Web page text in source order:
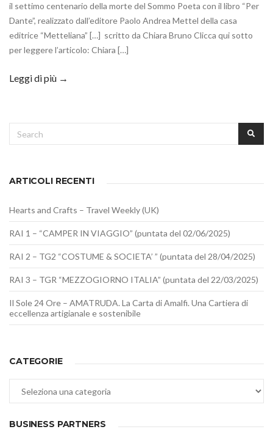
il settimo centenario della morte del Sommo Poeta con il libro “Per
Dante”, realizzato dall’editore Paolo Andrea Mettel della casa
editrice “Metteliana” […] scritto da Chiara Bruno Clicca qui sotto
per leggere l’articolo: Chiara […]
Leggi di più →
Search
for:
ARTICOLI RECENTI
Hearts and Crafts – Travel Weekly (UK)
RAI 1 – “CAMPER IN VIAGGIO” (puntata del 02/06/2025)
RAI 2 – TG2 “COSTUME & SOCIETA’ ” (puntata del 28/04/2025)
RAI 3 – TGR “MEZZOGIORNO ITALIA” (puntata del 22/03/2025)
Il Sole 24 Ore – AMATRUDA. La Carta di Amalfi. Una Cartiera di
eccellenza artigianale e sostenibile
CATEGORIE
BUSINESS PARTNERS